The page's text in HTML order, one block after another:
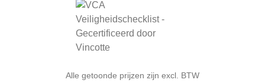
Alle getoonde prijzen zijn excl. BTW